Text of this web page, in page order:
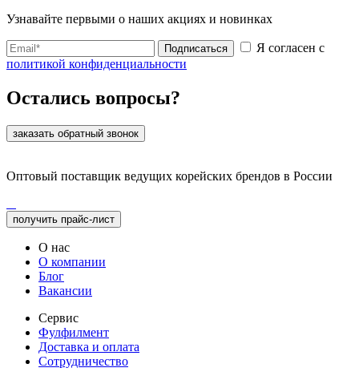
Узнавайте первыми о наших акциях и новинках
Подписаться
Я согласен с
политикой конфиденциальности
Остались вопросы?
заказать обратный звонок
Оптовый поставщик ведущих корейских брендов в России
получить прайс-лист
О нас
О компании
Блог
Вакансии
Сервис
Фулфилмент
Доставка и оплата
Сотрудничество